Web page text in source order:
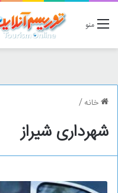
منو
خانه/
شهرداری شیراز